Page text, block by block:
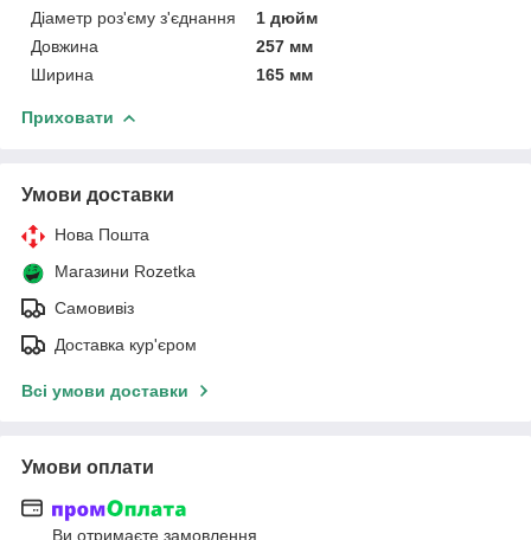
Діаметр роз'єму з'єднання
1 дюйм
Довжина
257 мм
Ширина
165 мм
Приховати
Умови доставки
Нова Пошта
Магазини Rozetka
Самовивіз
Доставка кур'єром
Всі умови доставки
Умови оплати
Ви отримаєте замовлення